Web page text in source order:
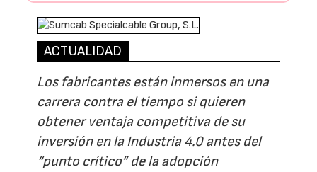
ACTUALIDAD
Los fabricantes están inmersos en una
carrera contra el tiempo si quieren
obtener ventaja competitiva de su
inversión en la Industria 4.0 antes del
“punto crítico” de la adopción